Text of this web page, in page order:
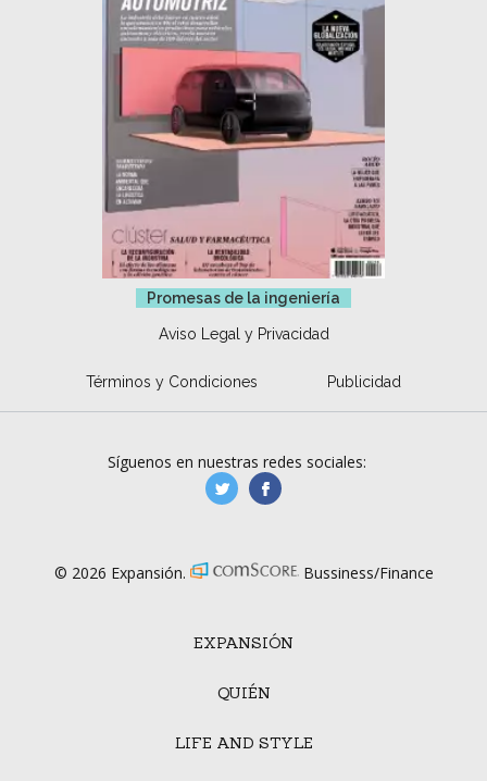
Promesas de la ingeniería
Aviso Legal y Privacidad
Términos y Condiciones Publicidad
EXPANSIÓN
QUIÉN
LIFE AND STYLE
Síguenos en nuestras redes sociales:
manufacturaGE
© 2026 Expansión. Bussiness/Finance